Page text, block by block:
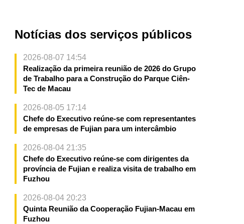
Notícias dos serviços públicos
2026-08-07 14:54
Realização da primeira reunião de 2026 do Grupo
de Trabalho para a Construção do Parque Ciên-
Tec de Macau
2026-08-05 17:14
Chefe do Executivo reúne-se com representantes
de empresas de Fujian para um intercâmbio
2026-08-04 21:35
Chefe do Executivo reúne-se com dirigentes da
província de Fujian e realiza visita de trabalho em
Fuzhou
2026-08-04 20:23
Quinta Reunião da Cooperação Fujian-Macau em
Fuzhou